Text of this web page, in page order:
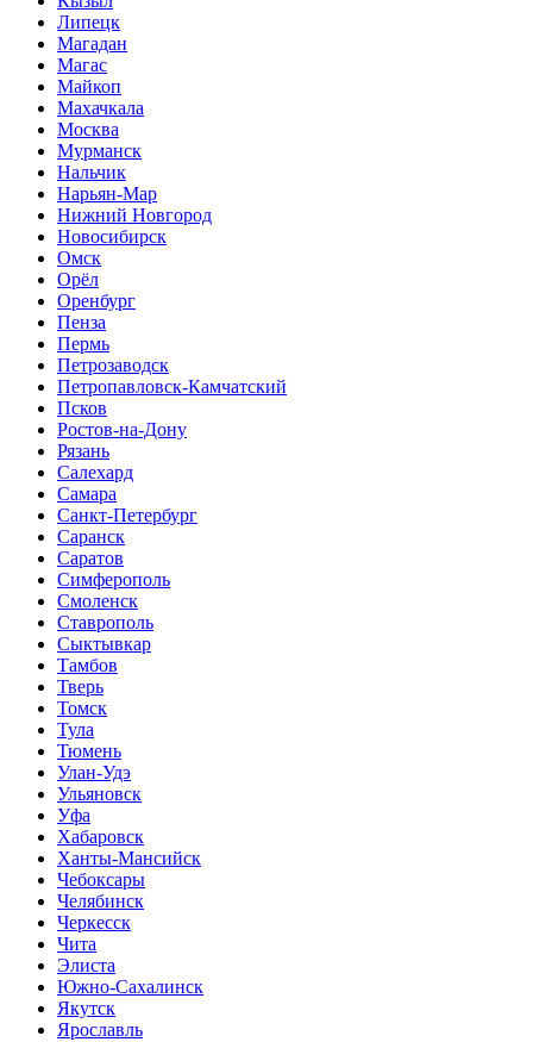
Липецк
Магадан
Магас
Майкоп
Махачкала
Москва
Мурманск
Нальчик
Нарьян-Мар
Нижний Новгород
Новосибирск
Омск
Орёл
Оренбург
Пенза
Пермь
Петрозаводск
Петропавловск-Камчатский
Псков
Ростов-на-Дону
Рязань
Салехард
Самара
Санкт-Петербург
Саранск
Саратов
Симферополь
Смоленск
Ставрополь
Сыктывкар
Тамбов
Тверь
Томск
Тула
Тюмень
Улан-Удэ
Ульяновск
Уфа
Хабаровск
Ханты-Мансийск
Чебоксары
Челябинск
Черкесск
Чита
Элиста
Южно-Сахалинск
Якутск
Ярославль